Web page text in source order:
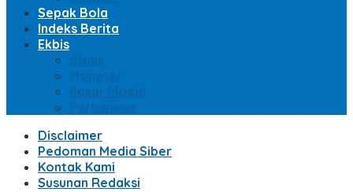
Sepak Bola
Indeks Berita
Ekbis
Bisnis
Moneter
Pasar Modal
Perbankan
Disclaimer
Pedoman Media Siber
Kontak Kami
Susunan Redaksi